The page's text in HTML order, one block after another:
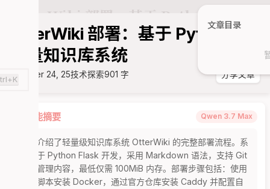
OtterWiki 部署：基于 Python 的
轻量知识库系统
October 24, 25技术探索901 字 分享文章
智能摘要 Qwen 3.7 Max
本文介绍了轻量级知识库系统 OtterWiki 的完整部署流程。系
统基于 Python Flask 开发，采用 Markdown 语法，支持 Git
协议管理内容，最低仅需 100MiB 内存。部署步骤包括：使用
一键脚本安装 Docker，通过官方仓库安装 Caddy 并配置自
文章目录